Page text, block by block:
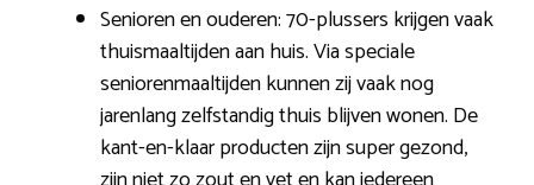
Senioren en ouderen: 70-plussers krijgen vaak
thuismaaltijden aan huis. Via speciale
seniorenmaaltijden kunnen zij vaak nog
jarenlang zelfstandig thuis blijven wonen. De
kant-en-klaar producten zijn super gezond,